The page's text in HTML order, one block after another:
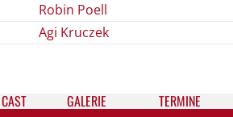
Robin Poell
Agi Kruczek
CAST GALE­RIE TER­MI­NE